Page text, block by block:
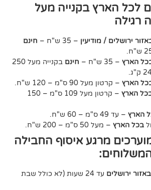
מעל
– 35 ש"ח –
חינם
חינם
בקנייה מעל 250
– 120 ש"ח.
– קרטון מעל 109 ס"מ – 150
ש"ח.
איסוף החבילה
עד 24 שעות (לא כולל שבת